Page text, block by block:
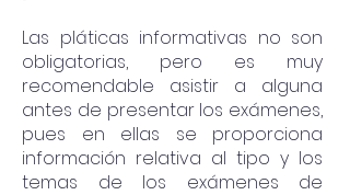
Las pláticas informativas no son
obligatorias, pero es muy
recomendable asistir a alguna
antes de presentar los exámenes,
pues en ellas se proporciona
información relativa al tipo y los
temas de los exámenes de